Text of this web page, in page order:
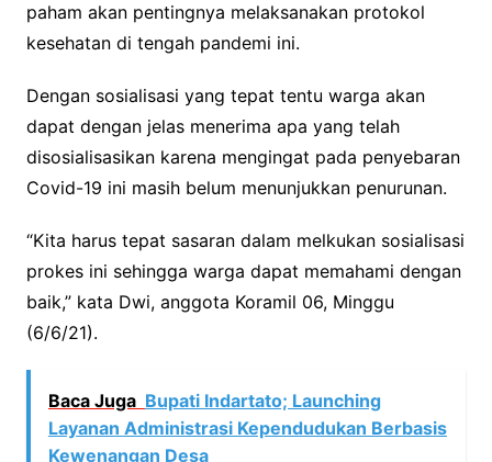
paham akan pentingnya melaksanakan protokol
kesehatan di tengah pandemi ini.
Dengan sosialisasi yang tepat tentu warga akan
dapat dengan jelas menerima apa yang telah
disosialisasikan karena mengingat pada penyebaran
Covid-19 ini masih belum menunjukkan penurunan.
“Kita harus tepat sasaran dalam melkukan sosialisasi
prokes ini sehingga warga dapat memahami dengan
baik,” kata Dwi, anggota Koramil 06, Minggu
(6/6/21).
Baca Juga Bupati Indartato; Launching
Layanan Administrasi Kependudukan Berbasis
Kewenangan Desa